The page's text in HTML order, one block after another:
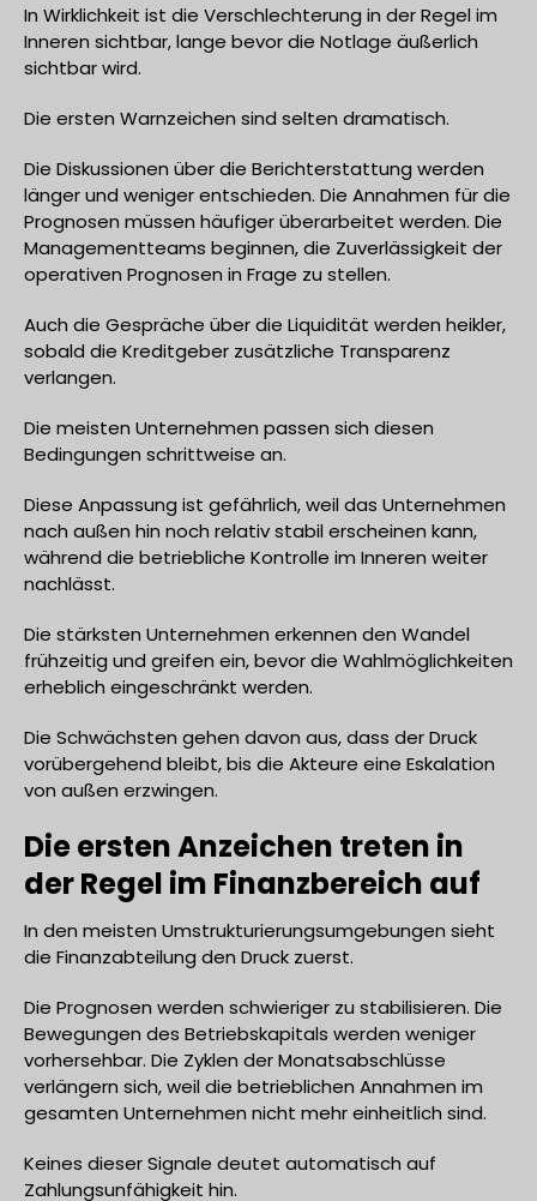
In Wirklichkeit ist die Verschlechterung in der Regel im
Inneren sichtbar, lange bevor die Notlage äußerlich
sichtbar wird.
Die ersten Warnzeichen sind selten dramatisch.
Die Diskussionen über die Berichterstattung werden
länger und weniger entschieden. Die Annahmen für die
Prognosen müssen häufiger überarbeitet werden. Die
Managementteams beginnen, die Zuverlässigkeit der
operativen Prognosen in Frage zu stellen.
Auch die Gespräche über die Liquidität werden heikler,
sobald die Kreditgeber zusätzliche Transparenz
verlangen.
Die meisten Unternehmen passen sich diesen
Bedingungen schrittweise an.
Diese Anpassung ist gefährlich, weil das Unternehmen
nach außen hin noch relativ stabil erscheinen kann,
während die betriebliche Kontrolle im Inneren weiter
nachlässt.
Die stärksten Unternehmen erkennen den Wandel
frühzeitig und greifen ein, bevor die Wahlmöglichkeiten
erheblich eingeschränkt werden.
Die Schwächsten gehen davon aus, dass der Druck
vorübergehend bleibt, bis die Akteure eine Eskalation
von außen erzwingen.
Die ersten Anzeichen treten in
der Regel im Finanzbereich auf
In den meisten Umstrukturierungsumgebungen sieht
die Finanzabteilung den Druck zuerst.
Die Prognosen werden schwieriger zu stabilisieren. Die
Bewegungen des Betriebskapitals werden weniger
vorhersehbar. Die Zyklen der Monatsabschlüsse
verlängern sich, weil die betrieblichen Annahmen im
gesamten Unternehmen nicht mehr einheitlich sind.
Keines dieser Signale deutet automatisch auf
Zahlungsunfähigkeit hin.